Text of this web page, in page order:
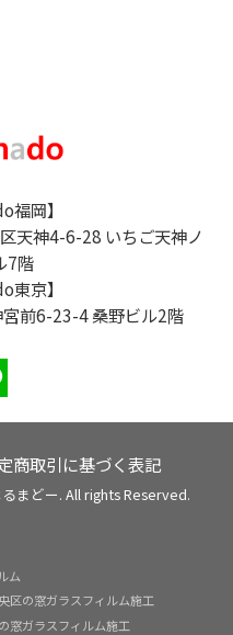
福岡】
天神4-6-28 いちご天神ノ
7階
東京】
前6-23-4 桑野ビル2階
商取引に基づく表記
まどー. All rights Reserved.
ム
区の窓ガラスフィルム施工
窓ガラスフィルム施工